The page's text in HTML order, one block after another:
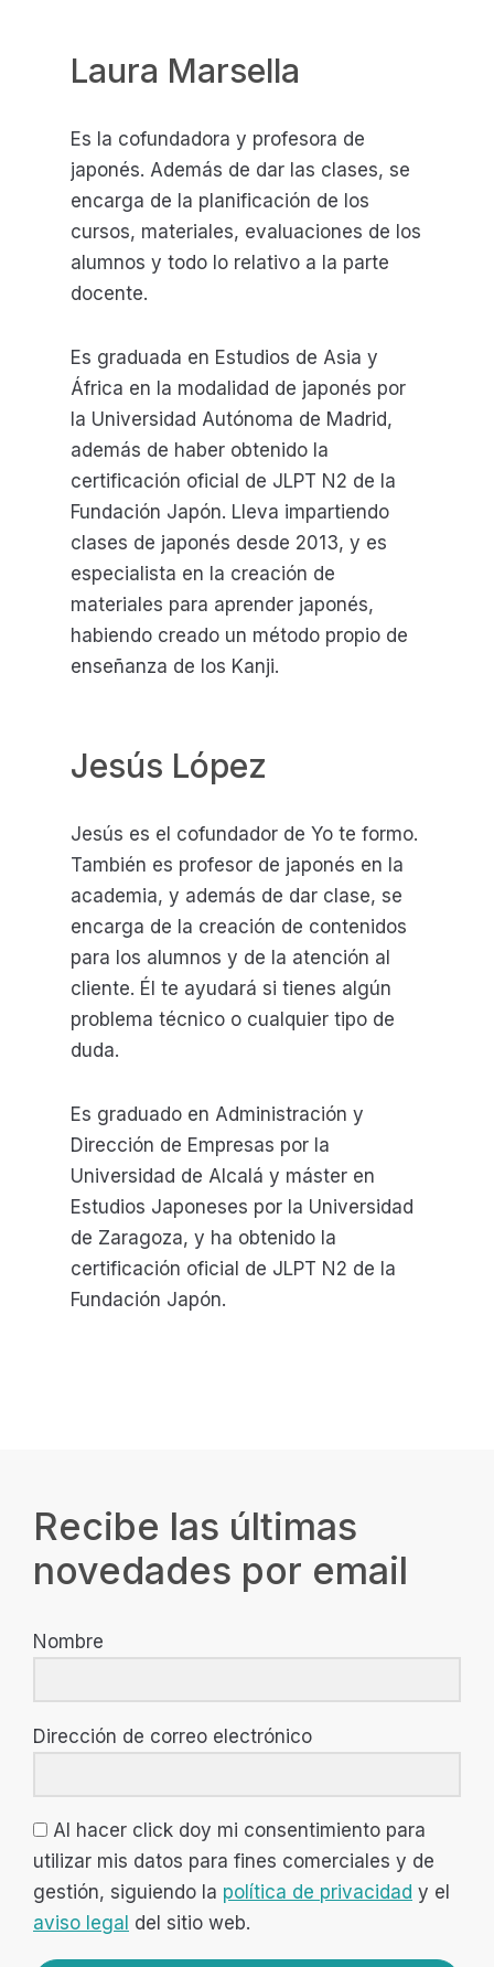
Laura Marsella
Es la cofundadora y profesora de
japonés. Además de dar las clases, se
encarga de la planificación de los
cursos, materiales, evaluaciones de los
alumnos y todo lo relativo a la parte
docente.
Es graduada en Estudios de Asia y
África en la modalidad de japonés por
la Universidad Autónoma de Madrid,
además de haber obtenido la
certificación oficial de JLPT N2 de la
Fundación Japón. Lleva impartiendo
clases de japonés desde 2013, y es
especialista en la creación de
materiales para aprender japonés,
habiendo creado un método propio de
enseñanza de los Kanji.
Jesús López
Jesús es el cofundador de Yo te formo.
También es profesor de japonés en la
academia, y además de dar clase, se
encarga de la creación de contenidos
para los alumnos y de la atención al
cliente. Él te ayudará si tienes algún
problema técnico o cualquier tipo de
duda.
Es graduado en Administración y
Dirección de Empresas por la
Universidad de Alcalá y máster en
Estudios Japoneses por la Universidad
de Zaragoza, y ha obtenido la
certificación oficial de JLPT N2 de la
Fundación Japón.
Recibe las últimas
novedades por email
Nombre
Dirección de correo electrónico
Al hacer click doy mi consentimiento para
utilizar mis datos para fines comerciales y de
gestión, siguiendo la política de privacidad y el
aviso legal del sitio web.